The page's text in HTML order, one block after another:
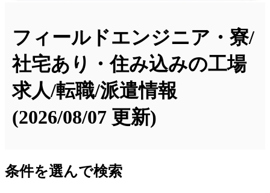
フィールドエンジニア・寮/
社宅あり・住み込みの工場
求人/転職/派遣情報
(2026/08/07 更新)
条件を選んで検索